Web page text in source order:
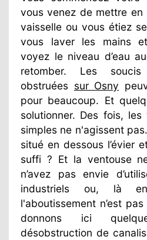
vous venez de mettre en
vaisselle ou vous étiez
vous laver les mains
voyez le niveau d’eau
retomber. Les
obstruées sur Osny
pour beaucoup. Et
solutionner. Des fois,
simples ne n'agissent
situé en dessous l’évier
suffi ? Et la ventouse
n’avez pas envie
industriels ou, là
l'aboutissement n’est
donnons ici
désobstruction de